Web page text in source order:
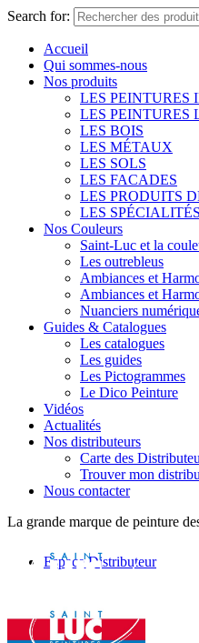
Search for:
Accueil
Qui sommes-nous
Nos produits
LES PEINTURES
LES PEINTURES
LES BOIS
LES MÉTAUX
LES SOLS
LES FACADES
LES PRODUITS
LES SPÉCIALITÉS
Nos Couleurs
Saint-Luc et la
Les outrebleus
Ambiances et
Ambiances et
Nuanciers
Guides & Catalogues
Les catalogues
Les guides
Les Pictogrammes
Le Dico Peinture
Vidéos
Actualités
Nos distributeurs
Carte des
Trouver mon
Nous contacter
La grande marque de peinture
Espace Distributeur